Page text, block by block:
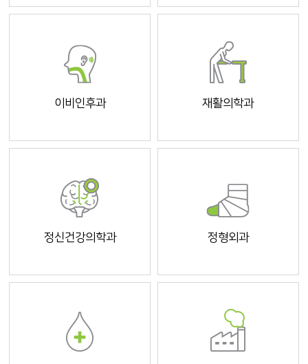
이비인후과 재활의학과
정신건강의학과 정형외과